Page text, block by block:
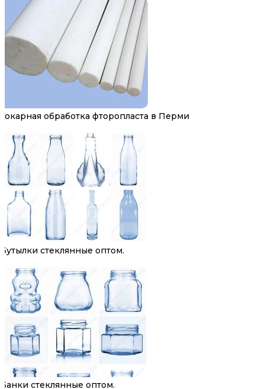
Токарная обработка фторопласта в Перми
Бутылки стеклянные оптом.
Банки стеклянные оптом.